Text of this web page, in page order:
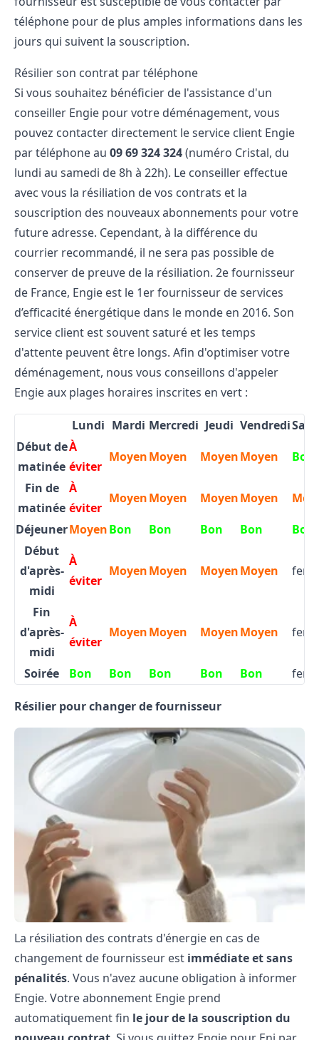
téléphone pour de plus amples informations dans les
jours qui suivent la souscription.
Résilier son contrat par téléphone
Si vous souhaitez bénéficier de l'assistance d'un
conseiller Engie pour votre déménagement, vous
pouvez contacter directement le service client Engie
par téléphone au 09 69 324 324(numéro Cristal, du
lundi au samedi de 8h à 22h). Le conseiller effectue
avec vous la résiliation de vos contrats et la
souscription des nouveaux abonnements pour votre
future adresse. Cependant, à la différence du
courrier recommandé, il ne sera pas possible de
conserver de preuve de la résiliation. 2e fournisseur
de France, Engie est le 1er fournisseur de services
d’efficacité énergétique dans le monde en 2016. Son
service client est souvent saturé et les temps
d'attente peuvent être longs. Afin d'optimiser votre
déménagement, nous vous conseillons d'appeler
Engie aux plages horaires inscrites en vert :
Lundi Mardi Mercredi Jeudi Vendredi
Début de
matinée
À
éviter
MoyenMoyen MoyenMoyen
Bon
Fin de
matinée
À
éviter
MoyenMoyen MoyenMoyen
DéjeunerMoyenBon Bon Bon Bon
Bon
Début
d'après-
midi
À
éviter
MoyenMoyen MoyenMoyen
Fin
d'après-
midi
À
éviter
MoyenMoyen MoyenMoyen
Soirée Bon Bon Bon Bon Bon
Résilier pour changer de fournisseur
La résiliation des contrats d'énergie en cas de
changement de fournisseur est immédiate et sans
pénalités. Vous n'avez aucune obligation à informer
Engie. Votre abonnement Engie prend
automatiquement fin le jour de la souscription du